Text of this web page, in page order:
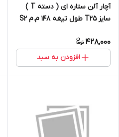
آچار آلن ستاره ای ( دسته T )
سایز T25 طول تیغه 148 م.م S2
428,000
افزودن به سبد